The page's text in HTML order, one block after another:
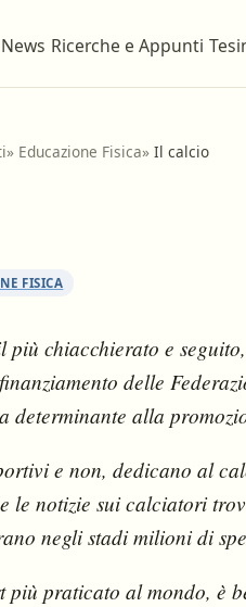
News Ricerche e Appunti
» Educazione Fisica» Il calcio
FISICA
più chiacchierato e
delle
determinante alla
e non, dedicano al
le notizie sui calciatori
negli stadi milioni di
più praticato al mondo, è